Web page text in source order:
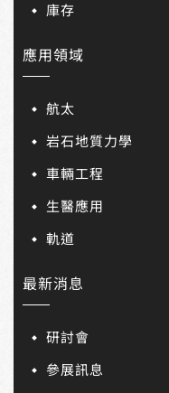
庫存
應用領域
航太
岩石地質力學
車輛工程
生醫應用
軌道
最新消息
研討會
參展訊息